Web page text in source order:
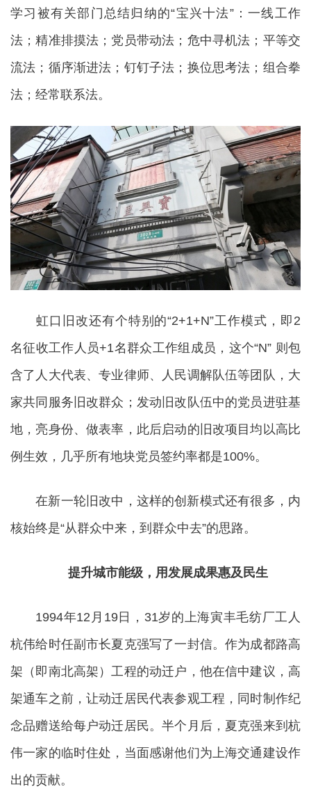
学习被有关部门总结归纳的“宝兴十法”：一线工作
法；精准排摸法；党员带动法；危中寻机法；平等交
流法；循序渐进法；钉钉子法；换位思考法；组合拳
法；经常联系法。
虹口旧改还有个特别的“2+1+N”工作模式，即2
名征收工作人员+1名群众工作组成员，这个“N” 则包
含了人大代表、专业律师、人民调解队伍等团队，大
家共同服务旧改群众；发动旧改队伍中的党员进驻基
地，亮身份、做表率，此后启动的旧改项目均以高比
例生效，几乎所有地块党员签约率都是100%。
在新一轮旧改中，这样的创新模式还有很多，内
核始终是“从群众中来，到群众中去”的思路。
提升城市能级，用发展成果惠及民生
1994年12月19日，31岁的上海寅丰毛纺厂工人
杭伟给时任副市长夏克强写了一封信。作为成都路高
架（即南北高架）工程的动迁户，他在信中建议，高
架通车之前，让动迁居民代表参观工程，同时制作纪
念品赠送给每户动迁居民。半个月后，夏克强来到杭
伟一家的临时住处，当面感谢他们为上海交通建设作
出的贡献。